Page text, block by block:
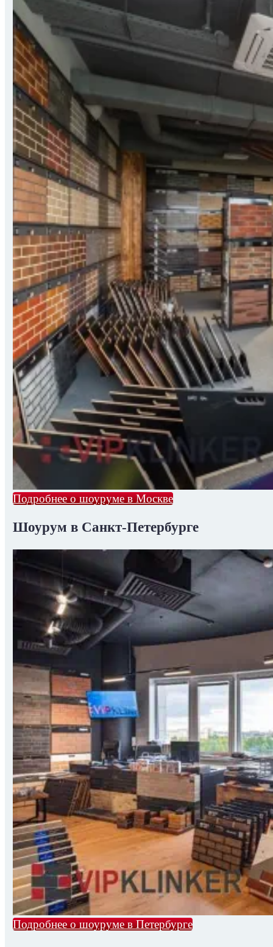
Подробнее о шоуруме в Москве
Шоурум в Санкт-Петербурге
Подробнее о шоуруме в Петербурге